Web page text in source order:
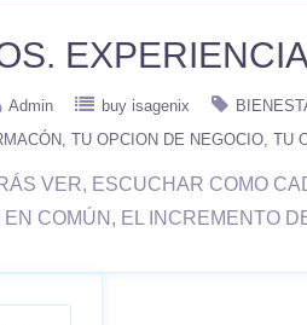
Admin buy isagenix
TU OPCION DE NEGOCIO TU
VER, ESCUCHAR COMO
EN COMÚN, EL INCREMENTO